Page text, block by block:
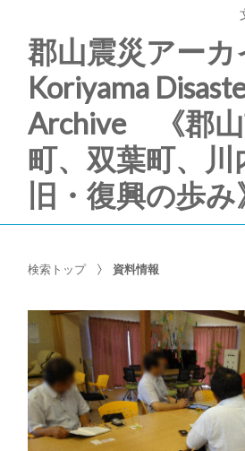
郡山震災アー
Koriyama
Archive 《郡山
町、双葉町、川
旧・復興の歩み
検索トップ 資料情報